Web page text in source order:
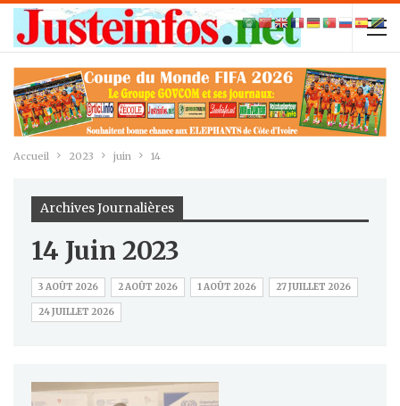
Accueil 2023 juin 14
Archives Journalières
14 Juin 2023
3 AOÛT 2026 2 AOÛT 2026 1 AOÛT 2026 27 JUILLET 2026
24 JUILLET 2026